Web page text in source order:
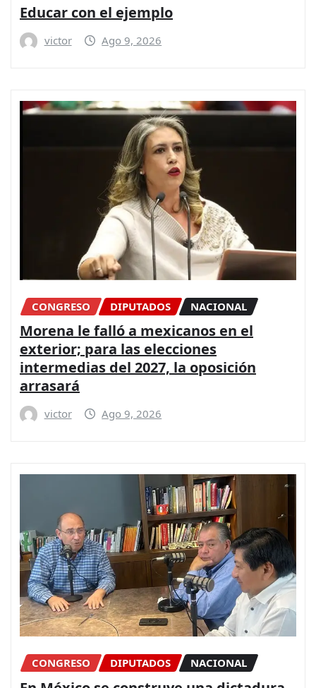
Educar con el ejemplo
victor Ago 9, 2026
CONGRESO DIPUTADOS NACIONAL
Morena le falló a mexicanos en el
exterior; para las elecciones
intermedias del 2027, la oposición
arrasará
victor Ago 9, 2026
CONGRESO DIPUTADOS NACIONAL